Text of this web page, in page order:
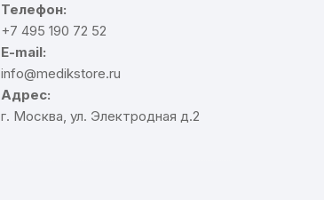
Телефон:
+7 495 190 72 52
E-mail:
info@medikstore.ru
Адрес:
г. Москва, ул. Электродная д.2